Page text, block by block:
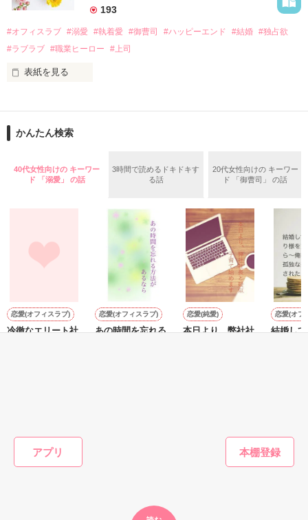
アプリ
夏木美桜(なつきみお)
鳴海哲平 (なるみてっぺい)
2026.6.5～2026.7.25
＊以前、公開していた話の改稿版です＊
作品を読む
なぜか恭司から飼い猫の世話係を命じられた美桜は、猫の世
の関係となってしまい――？
193
#オフィスラブ #溺愛 #執着愛 #御曹司 #ハッピーエンド #結婚 #独占欲
#ラブラブ #職業ヒーロー #上司
表紙を見る
ションの企画戦略室で働いている。
めた、同期で恋人の石垣守（26）がいるのだが、後輩の姫原由
いた。
守と由羅から『便利屋雛子』と馬鹿にされ、一人こっそり泣い
た上、同居まで提案してきて──？
鷹哉『宜しくな、俺の雛子』🦅
雛子『俺の……ひぃ、雛子？！！！』🐥
シゴデキで冷徹な上司が見せる素顔は、なぜか想像以上に甘く
※表紙も作中使用の画像も全てフリー素材です。
かんたん検索
40代女性向けの キーワー
ド 「溺愛」 の話
3時間で読めるドキドキす
る話
20代女性向けの キーワー
ド 「御曹司」 の話
恋愛(オフィスラブ)
冷徹なエリート社
恋愛(オフィスラブ)
あの時間を忘れる
恋愛(純愛)
本日より、弊社社
恋愛(オフ
結婚し
かんたん検索の条件を変える